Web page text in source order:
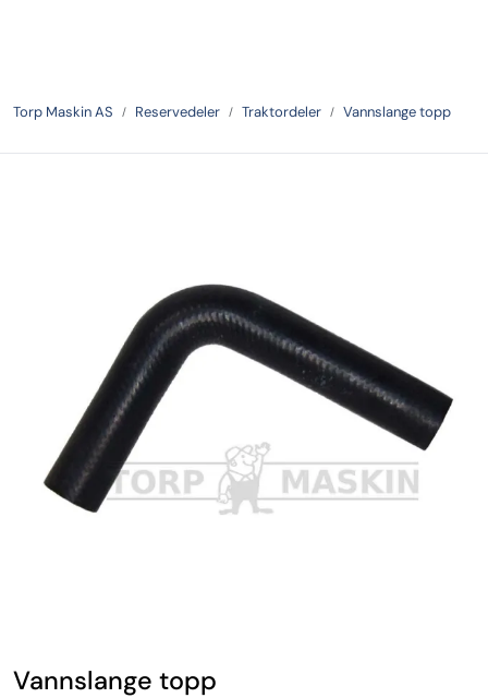
Torp Maskin AS Reservedeler Traktordeler Vannslange topp
Vannslange topp